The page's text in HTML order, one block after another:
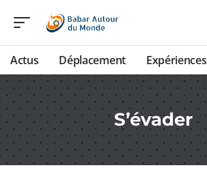
Actus Déplacement Expériences
S’évader